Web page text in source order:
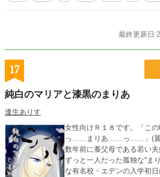
最終更新日
17
純白のマリアと漆黒のまりあ
逢生ありす
女性向けＲ１８です。「こ
っ……まりあ……っ……」(麗
数年前に養父母である若い
ずっと一人だった孤独な"ま
な有名校・エデンの入学初